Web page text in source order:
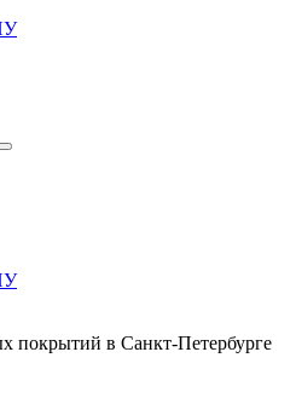
покрытий в Санкт-Петербурге